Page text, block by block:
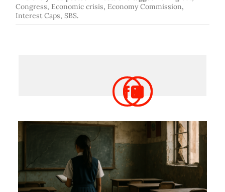
Congress, Economic crisis, Economy Commission,
Interest Caps, SBS.